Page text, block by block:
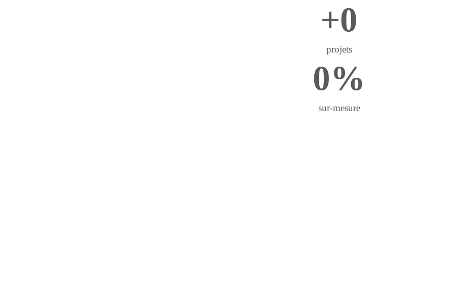
projets
+0
sur-mesure
0%